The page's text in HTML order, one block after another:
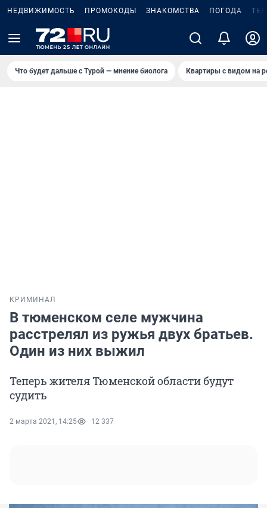
НЕДВИЖИМОСТЬ ПРОМОКОДЫ ЗНАКОМСТВА ПОГОДА
Что будет дальше с Турой — мнение биолога Квартиры с видом на
КРИМИНАЛ
В тюменском селе мужчина
расстрелял из ружья двух братьев.
Один из них выжил
Теперь жителя Тюменской области будут
судить
2 марта 2021, 14:25 12 337